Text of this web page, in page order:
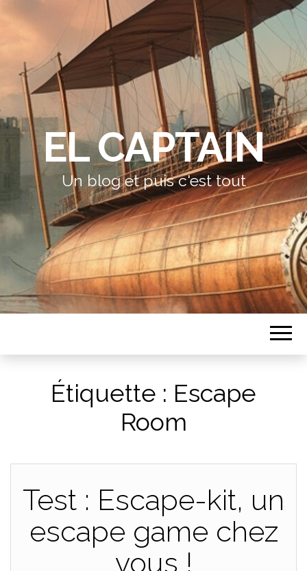
EL CAPTAIN
Un blog et puis c'est tout
Étiquette : Escape
Room
Test : Escape-kit, un
escape game chez
vous !